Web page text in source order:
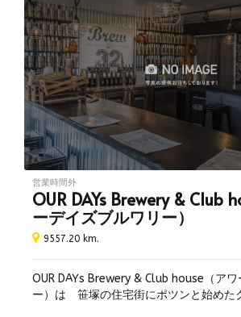
個室あり
テラス席あり
夜景が綺麗
子連れ可
海が見える
貸し切り可
飲み放題あり
ペット同伴可
テイクアウト可
量り売り
喫煙可
分煙
OUR DAYs Brewery & Club
ーデイズブルワリー）
営業時間外
9557.20 km.
OUR DAYs Brewery & Club house（アワ
ー）は 笹塚の住宅街にポツンと始めた